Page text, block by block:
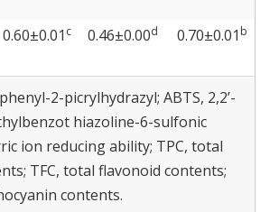
0.60±0.01 c 0.46±0.00d 0.70±0.01 b
2-picrylhydrazyl; ABTS, 2,2’-
hiazoline-6-sulfonic
ion reducing ability; TPC, total
TFC, total flavonoid contents;
contents.